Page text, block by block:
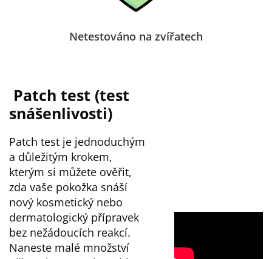
Netestováno na zvířatech
Patch test (test
snášenlivosti)
Patch test je jednoduchým
a důležitým krokem,
kterým si můžete ověřit,
zda vaše pokožka snáší
nový kosmetický nebo
dermatologický přípravek
bez nežádoucích reakcí.
Naneste malé množství